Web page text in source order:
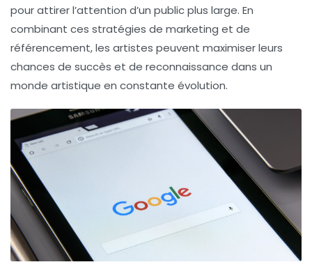
pour attirer l’attention d’un public plus large. En
combinant ces stratégies de marketing et de
référencement, les artistes peuvent maximiser leurs
chances de succès et de reconnaissance dans un
monde artistique en constante évolution.